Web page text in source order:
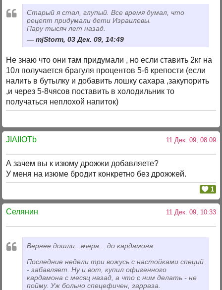
Старый я стал, глупый. Все время думал, что
рецепт придумали дети Израилевы.
Пару тысяч лет назад.
mjStorm, 03 Дек. 09, 14:49
Не знаю что они там придумали , но если ставить 2кг на
10л получается брагуля процентов 5-6 крепости (если
налить в бутылку и добавить лошку сахара ,закупорить
,и через 5-8чясов поставить в холодильник то
получаться неплохой напиток)
JIAIIOTb 11 Дек. 09, 08:09
А зачем вы к изюму дрожжи добавляете?
У меня на изюме бродит конкретно без дрожжей.
1
Селянин 11 Дек. 09, 10:33
Вернее дошли...вчера... до кардамона.
Последние недели три вожусь с настойками специй
- забавляет. Ну и вот, купил офигенного
кардамона с месяц назад, а что с ним делать - не
пойму. Уж больно спецефичен, зарраза.